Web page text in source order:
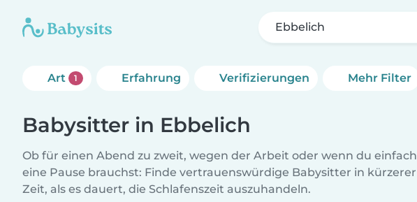
Ebbelich
Art 1 Erfahrung Verifizierungen Mehr Filter
Babysitter in Ebbelich
Ob für einen Abend zu zweit, wegen der Arbeit oder wenn du einfach
eine Pause brauchst: Finde vertrauenswürdige Babysitter in kürzerer
Zeit, als es dauert, die Schlafenszeit auszuhandeln.